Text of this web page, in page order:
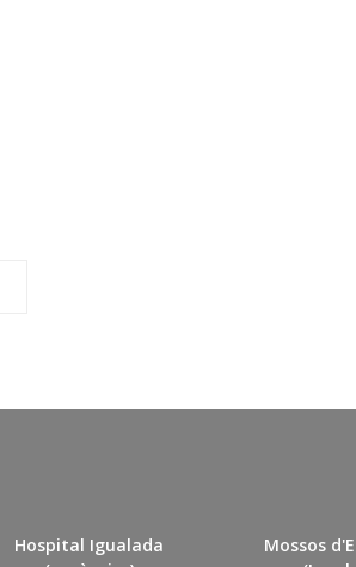
Hospital Igualada
Mossos